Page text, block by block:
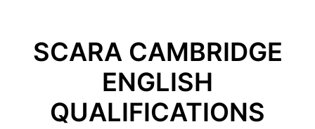
SCARA CAMBRIDGE
ENGLISH
QUALIFICATIONS